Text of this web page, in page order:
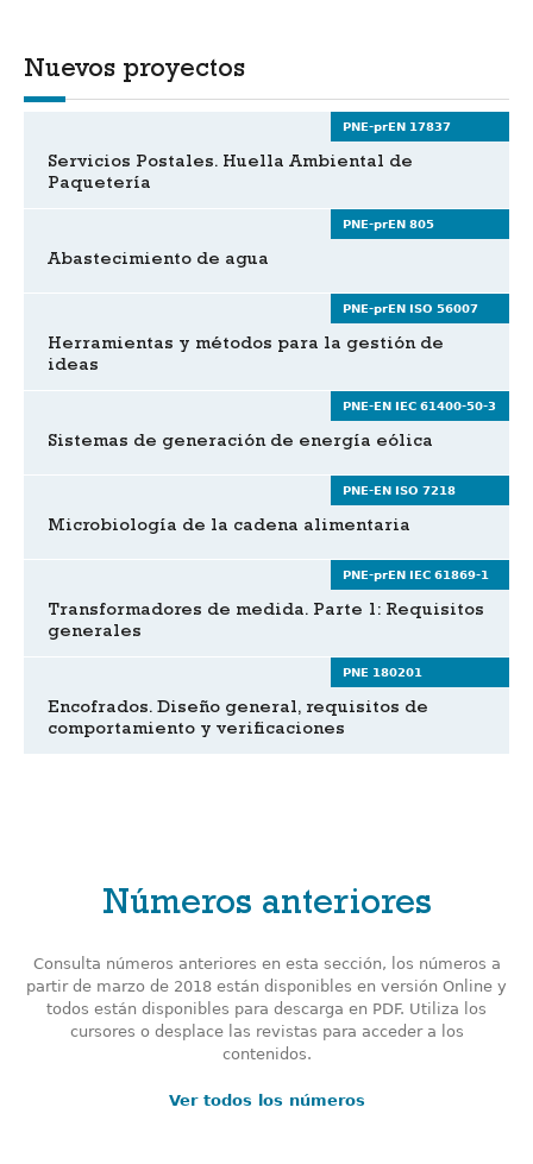
Nuevos proyectos
PNE-prEN 17837
Servicios Postales. Huella Ambiental de
Paquetería
PNE-prEN 805
Abastecimiento de agua
PNE-prEN ISO 56007
Herramientas y métodos para la gestión de
ideas
PNE-EN IEC 61400-50-3
Sistemas de generación de energía eólica
PNE-EN ISO 7218
Microbiología de la cadena alimentaria
PNE-prEN IEC 61869-1
Transformadores de medida. Parte 1: Requisitos
generales
PNE 180201
Encofrados. Diseño general, requisitos de
comportamiento y verificaciones
Números anteriores
Consulta números anteriores en esta sección, los números a
partir de marzo de 2018 están disponibles en versión Online y
todos están disponibles para descarga en PDF. Utiliza los
cursores o desplace las revistas para acceder a los
contenidos.
Ver todos los números